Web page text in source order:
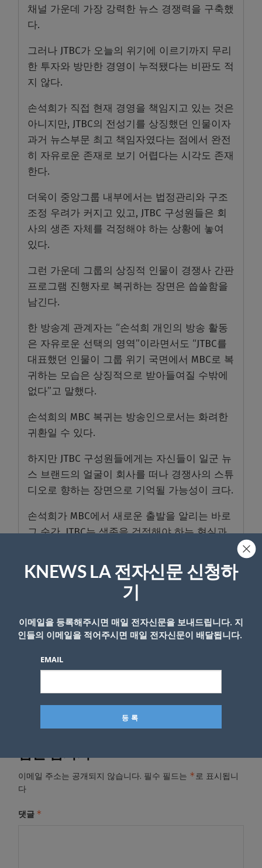
채널 가운데 가장 강력한 뉴스 경쟁력을 구축했
다.
그러나 JTBC가 오늘의 위기에 이르기까지 무리
한 투자와 방만한 경영이 누적됐다는 비판도 적
지 않다.
손석희가 직접 현재 경영을 책임지고 있는 것은
아니지만, JTBC의 전성기를 상징했던 인물이자
과거 뉴스부문 최고 책임자였다는 점에서 완전
히 자유로운 존재로 보기 어렵다는 시각도 존재
한다.
더욱이 중앙그룹 내부에서는 법정관리와 구조
조정 우려가 커지고 있고, JTBC 구성원들은 회
사의 생존 자체를 걱정해야 하는 상황에 놓여
있다.
그런 가운데 그룹의 상징적 인물이 경쟁사 간판
프로그램 진행자로 복귀하는 장면은 씁쓸함을
남긴다.
한 방송계 관계자는 “손석희 개인의 방송 활동
은 자유로운 선택의 영역”이라면서도 “JTBC를
대표했던 인물이 그룹 위기 국면에서 MBC로 복
귀하는 모습은 상징적으로 받아들여질 수밖에
없다”고 말했다.
손석희의 MBC 복귀는 방송인으로서는 화려한
귀환일 수 있다.
하지만 JTBC 구성원들에게는 자신들이 일군 뉴
스 브랜드의 얼굴이 회사를 떠나 경쟁사의 스튜
디오로 향하는 장면으로 기억될 가능성이 크다.
손석희가 MBC에서 새로운 출발을 알리는 바로
그 순간, JTBC는 생존을 걱정해야 하는 현실과
<김상목 기자>
손석희, 10년만 JTBC 떠났다 &#8220;
- Copyright © KNEWSLA.COM, 무단 전재 및 재배포 금지
이메일 주소는 공개되지 않습니다. 필수 필드는 *로 표시됩니
다
댓글 *
KNEWS LA 전자신문 신청하
기
이메일을 등록해주시면 매일 전자신문을 보내드립니다. 지
인들의 이메일을 적어주시면 매일 전자신문이 배달됩니다.
EMAIL